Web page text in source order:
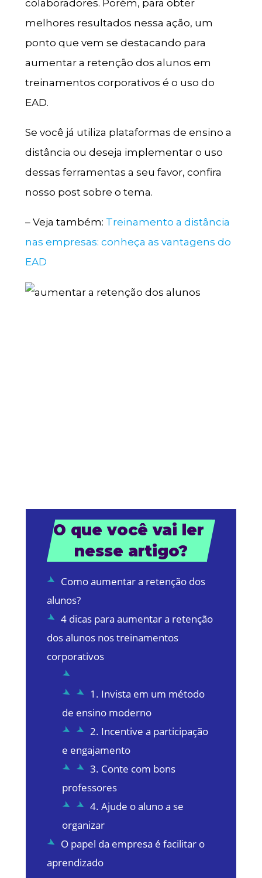
colaboradores. Porém, para obter
melhores resultados nessa ação, um
ponto que vem se destacando para
aumentar a retenção dos alunos em
treinamentos corporativos é o uso do
EAD.
Se você já utiliza plataformas de ensino a
distância ou deseja implementar o uso
dessas ferramentas a seu favor, confira
nosso post sobre o tema.
– Veja também: Treinamento a distância
nas empresas: conheça as vantagens do
EAD
O que você vai ler
nesse artigo?
Como aumentar a retenção dos
alunos?
4 dicas para aumentar a retenção
dos alunos nos treinamentos
corporativos
1. Invista em um método
de ensino moderno
2. Incentive a participação
e engajamento
3. Conte com bons
professores
4. Ajude o aluno a se
organizar
O papel da empresa é facilitar o
aprendizado